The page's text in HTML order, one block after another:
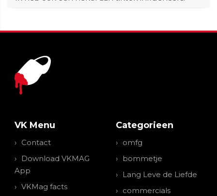
VK Menu
Contact
Download VKMAG
App
VKMag facts
Categorieen
omfg
bommetje
Lang Leve de Liefde
commercials